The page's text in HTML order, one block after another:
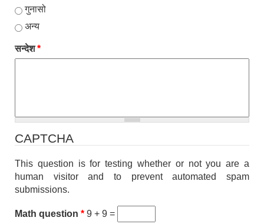
गुनासो
अन्य
सन्देश*
CAPTCHA
This question is for testing whether or not you are a
human visitor and to prevent automated spam
submissions.
Math question * 9 + 9 =